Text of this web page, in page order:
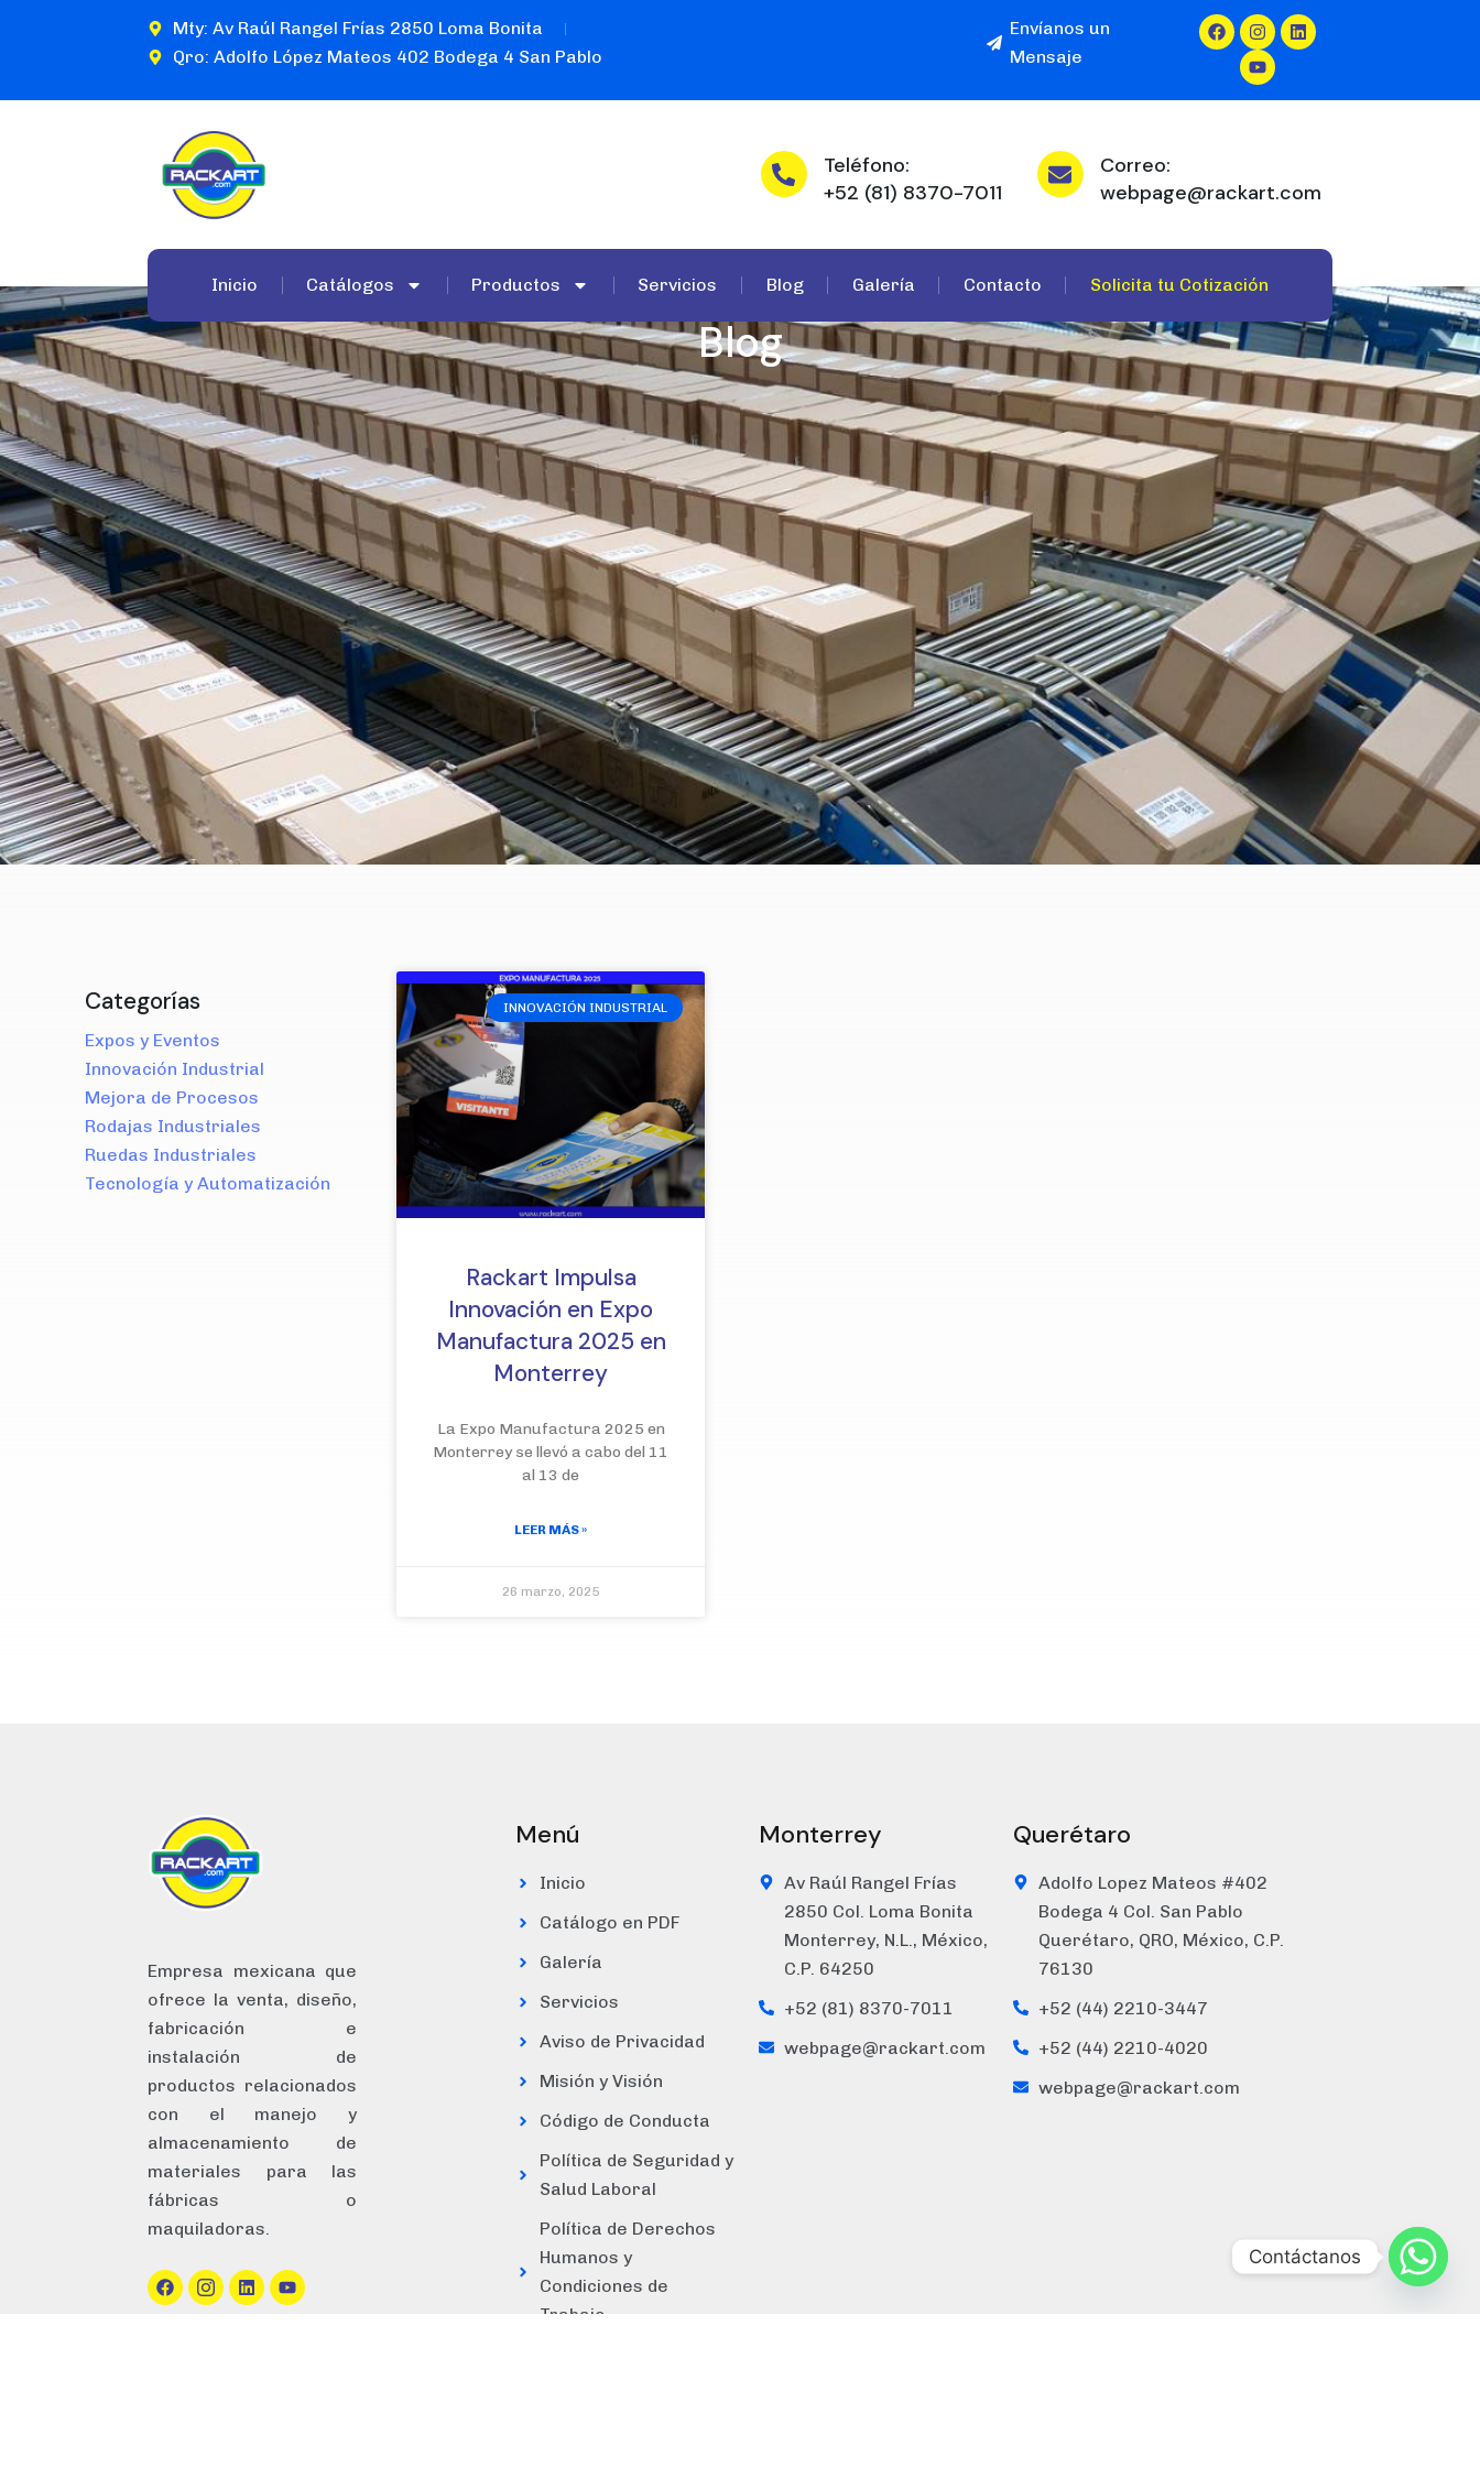
Mty: Av Raúl Rangel Frías 2850 Loma Bonita
Qro: Adolfo López Mateos 402 Bodega 4 San Pablo
Envíanos un
Mensaje
Correo:
webpage@rackart.com
Teléfono:
+52 (81) 8370-7011
Inicio Catálogos Productos Servicios Blog Galería Contacto Solicita tu Cotización
Blog
Categorías
Expos y Eventos
Innovación Industrial
Mejora de Procesos
Rodajas Industriales
Ruedas Industriales
Tecnología y Automatización
INNOVACIÓN INDUSTRIAL
Rackart Impulsa
Innovación en Expo
Manufactura 2025 en
Monterrey
La Expo Manufactura 2025 en
Monterrey se llevó a cabo del 11
al 13 de
LEER MÁS »
26 marzo, 2025
Empresa mexicana que
ofrece la venta, diseño,
fabricación e
instalación de
productos relacionados
con el manejo y
almacenamiento de
materiales para las
fábricas o
maquiladoras.
Menú
Inicio
Catálogo en PDF
Galería
Servicios
Aviso de Privacidad
Misión y Visión
Código de Conducta
Política de Seguridad y
Salud Laboral
Política de Derechos
Humanos y
Condiciones de
Trabajo
Monterrey
Av Raúl Rangel Frías
2850 Col. Loma Bonita
Monterrey, N.L., México,
C.P. 64250
+52 (81) 8370-7011
webpage@rackart.com
Querétaro
Adolfo Lopez Mateos #402
Bodega 4 Col. San Pablo
Querétaro, QRO, México, C.P.
76130
+52 (44) 2210-3447
+52 (44) 2210-4020
webpage@rackart.com
Contáctanos